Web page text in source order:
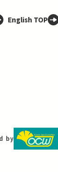
English TOP
by